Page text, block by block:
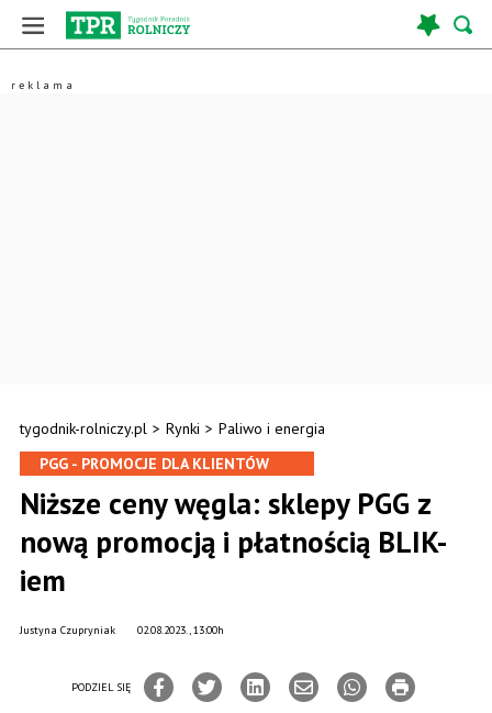
tygodnik-rolniczy.pl > Rynki > Paliwo i energia
PGG - PROMOCJE DLA KLIENTÓW
Niższe ceny węgla: sklepy PGG z
nową promocją i płatnością BLIK-
iem
02.08.2023., 13:00h
Justyna Czupryniak
PODZIEL SIĘ